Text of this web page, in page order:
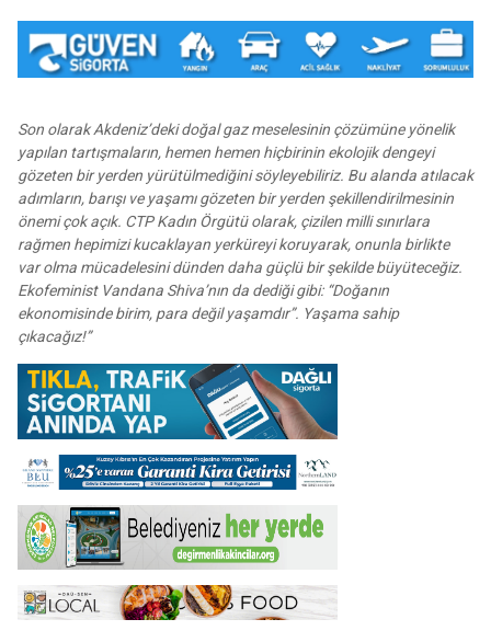
Son olarak Akdeniz’deki doğal gaz meselesinin çözümüne yönelik
yapılan tartışmaların, hemen hemen hiçbirinin ekolojik dengeyi
gözeten bir yerden yürütülmediğini söyleyebiliriz. Bu alanda atılacak
adımların, barışı ve yaşamı gözeten bir yerden şekillendirilmesinin
önemi çok açık. CTP Kadın Örgütü olarak, çizilen milli sınırlara
rağmen hepimizi kucaklayan yerküreyi koruyarak, onunla birlikte
var olma mücadelesini dünden daha güçlü bir şekilde büyüteceğiz.
Ekofeminist Vandana Shiva’nın da dediği gibi: “Doğanın
ekonomisinde birim, para değil yaşamdır”. Yaşama sahip
çıkacağız!”